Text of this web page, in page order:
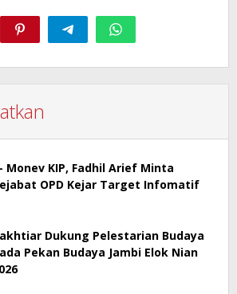
Monev KIP, Fadhil Arief Minta
OPD Kejar Target Infomatif
Dukung Pelestarian Budaya
Pekan Budaya Jambi Elok Nian